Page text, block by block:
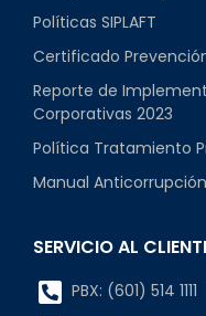
Políticas SIPLAFT
Certificado Prevención
Reporte de
Corporativas 2023
Política Tratamiento
Manual
SERVICIO AL
PBX: (601) 514 1111